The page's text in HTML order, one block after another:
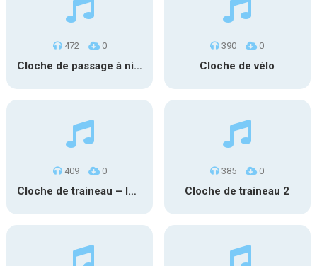
472 0
Cloche de passage à niveau (us)
390 0
Cloche de vélo
409 0
Cloche de traineau – loop
385 0
Cloche de traineau 2